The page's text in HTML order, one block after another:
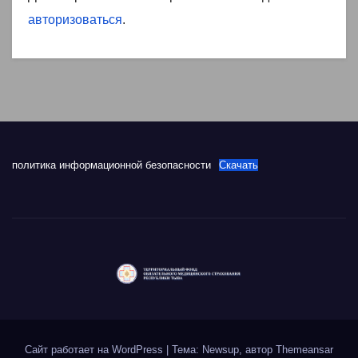
авторизоваться.
политика информационной безопасности Скачать
Сайт работает на WordPress Тема: Newsup, автор Themeansar